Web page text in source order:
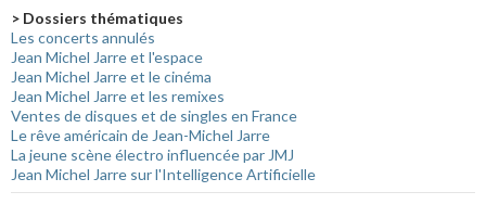
> Dossiers thématiques
Les concerts annulés
Jean Michel Jarre et l'espace
Jean Michel Jarre et le cinéma
Jean Michel Jarre et les remixes
Ventes de disques et de singles en France
Le rêve américain de Jean-Michel Jarre
La jeune scène électro influencée par JMJ
Jean Michel Jarre sur l'Intelligence Artificielle